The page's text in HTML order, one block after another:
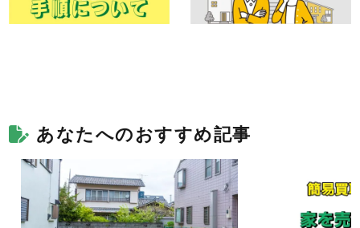
あなたへのおすすめ記事